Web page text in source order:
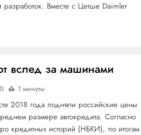
разработок. Вместе с Цетше Daimler
вслед за машинами
0 1 минуты
2018 года подняли российские цены
размере автокредита. Согласно
кредитных историй (НБКИ), по итогам